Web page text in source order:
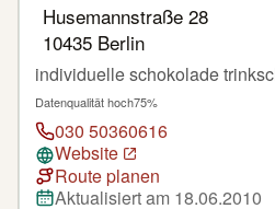
Husemannstraße 28
10435 Berlin
individuelle schokolade
Datenqualität hoch75%
030 50360616
Website
Route planen
Aktualisiert am 18.06.2010